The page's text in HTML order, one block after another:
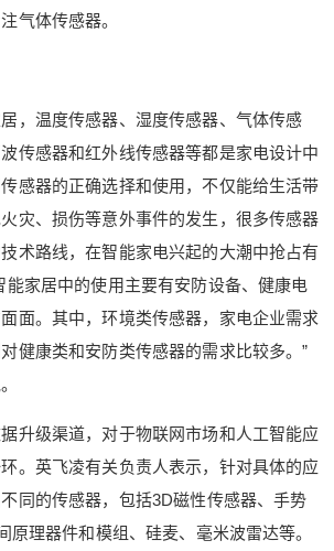
气体传感器。
，温度传感器、湿度传感器、气体传感
传感器和红外线传感器等都是家电设计中
感器的正确选择和使用，不仅能给生活带
灾、损伤等意外事件的发生，很多传感器
术路线，在智能家电兴起的大潮中抢占有
能家居中的使用主要有安防设备、健康电
面。其中，环境类传感器，家电企业需求
健康类和安防类传感器的需求比较多。”
升级渠道，对于物联网市场和人工智能应
。英飞凌有关负责人表示，针对具体的应
同的传感器，包括3D磁性传感器、手势
原理器件和模组、硅麦、毫米波雷达等。
飞凌推出不同的传感器，包括3D
波雷达等。不同品类传感器收集
传感器感觉到压力，毫米波雷达
然后收集数据，再将数据传送到
析做出决定。这个决定可能
调了’。这便是传感器在人工智能
家电领域都有应用。在白电领
、格力都有合作，目前也在推进
用项目。《电器》记者了解到，
专门的工业传感器业务部门，并
电市场推广森萨塔旗下传感器。
的数据，传感器可以非常及时和
这些数据。森萨塔也在加强为家
，未来森萨塔将围绕自身优势构
关的战略，推动家电智能化的发